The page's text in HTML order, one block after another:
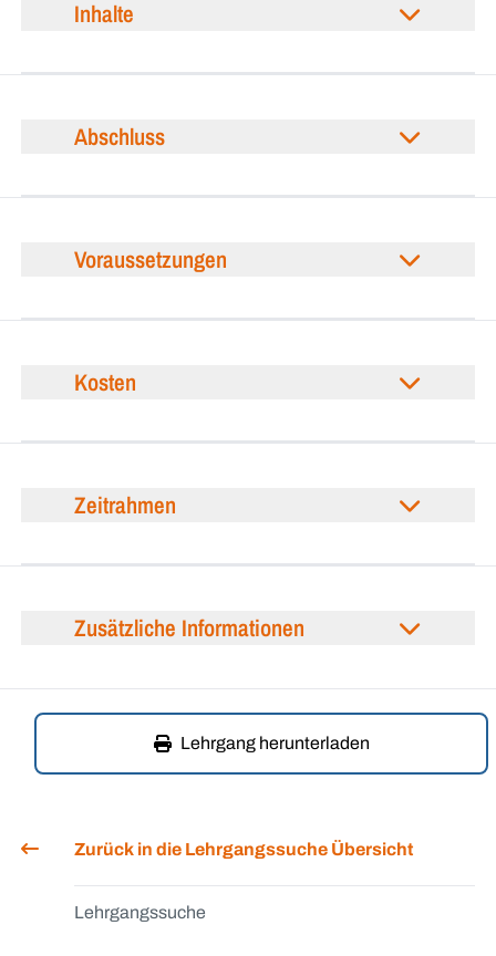
Inhalte
Abschluss
Voraussetzungen
Kosten
Zeitrahmen
Zusätzliche Informationen
Lehrgang herunterladen
Zurück in die Lehrgangssuche Übersicht
Lehrgangssuche